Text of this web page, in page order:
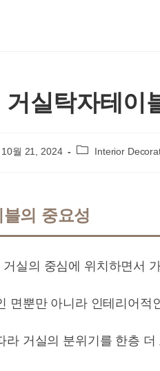
거실탁자테이
10월 21, 2024
Post Interior
의 중요성
실의 중심에 위치하면서
면뿐만 아니라 인테리어적
라 거실의 분위기를 한층